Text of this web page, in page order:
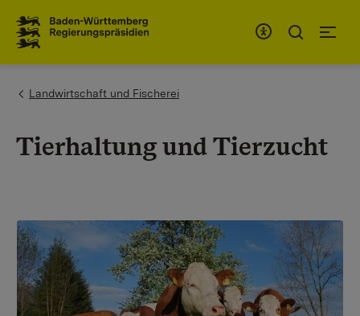
You are here:
Landwirtschaft und Fischerei
Tierhaltung und Tierzucht